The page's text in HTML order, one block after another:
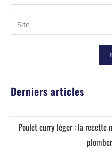
Derniers articles
Poulet curry léger : la recette